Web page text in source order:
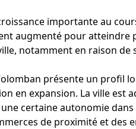
importante au
augmenté pour atteindre
notamment en raison
présente un profil
en expansion. La ville
certaine autonomie
de proximité et des